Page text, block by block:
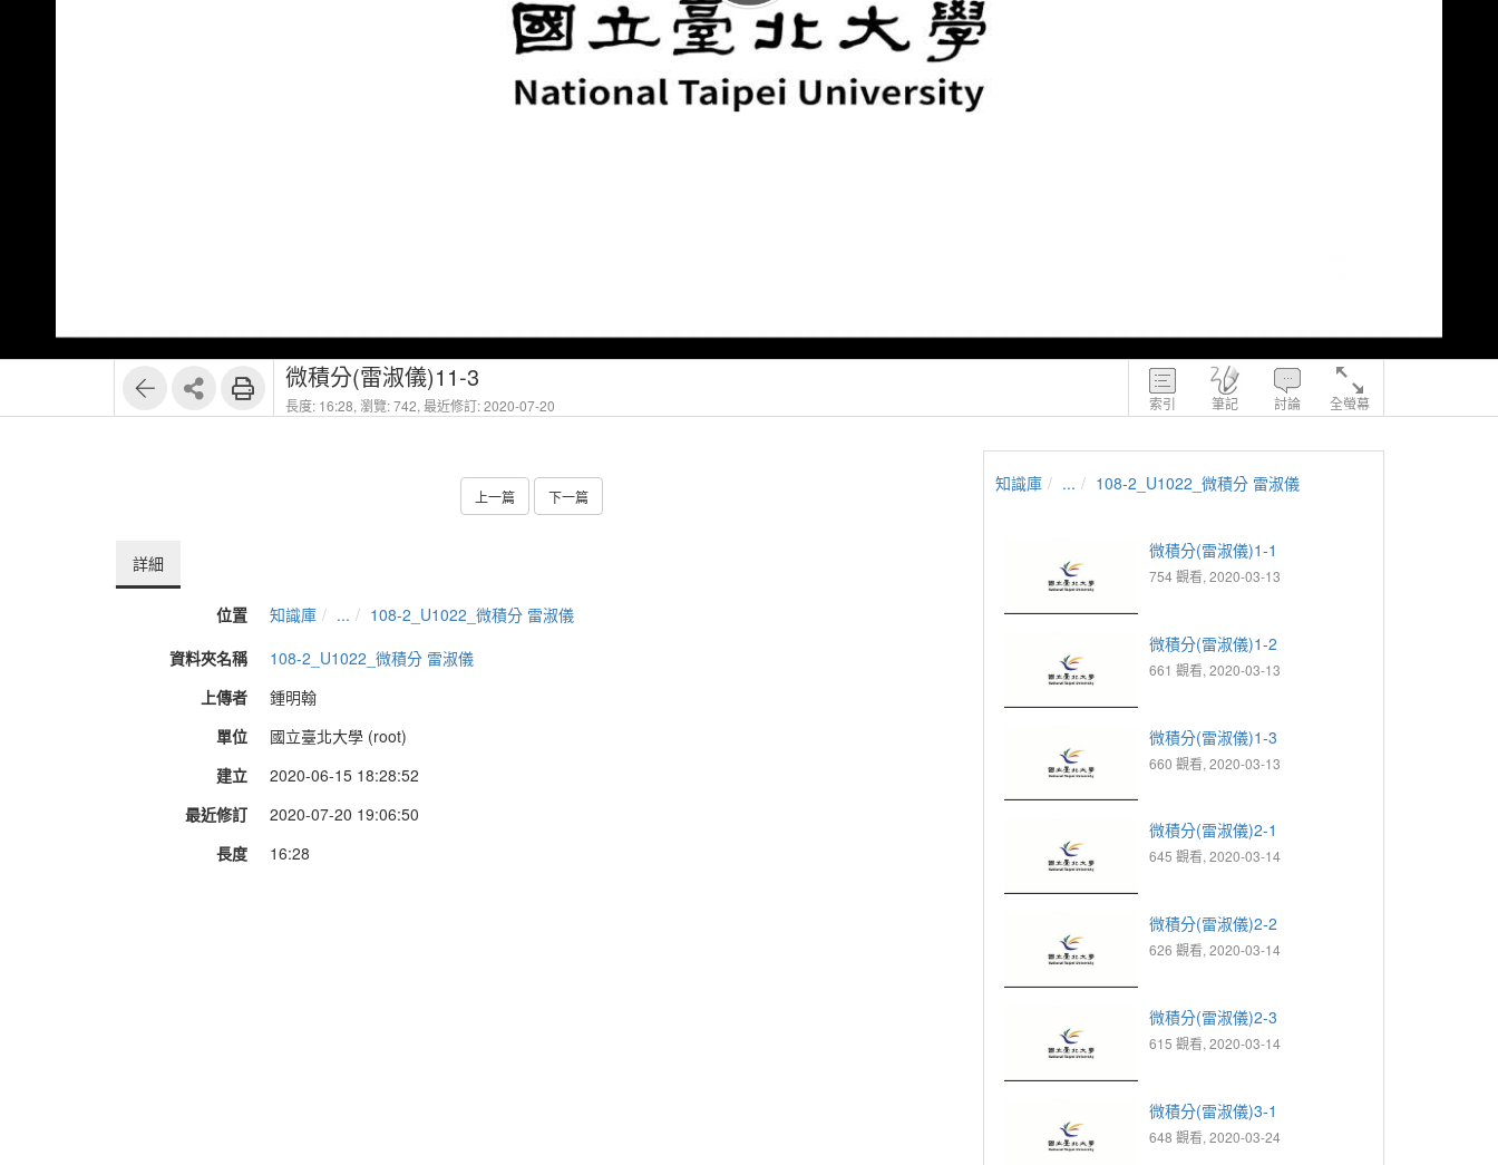
索引 筆記 討論 全螢幕
微積分(雷淑儀)11-3
長度: 16:28, 瀏覽: 742, 最近修訂: 2020-07-20
上一篇 下一篇
詳細
位置 知識庫 ...
108-2_U1022_微積分 雷淑儀
資料夾名稱
108-2_U1022_微積分 雷淑儀
上傳者
鍾明翰
單位
國立臺北大學 (root)
建立
2020-06-15 18:28:52
最近修訂
2020-07-20 19:06:50
長度
16:28
知識庫 ... 108-2_U1022_微積分 雷淑儀
微積分(雷淑儀)1-1
754 觀看, 2020-03-13
微積分(雷淑儀)1-2
661 觀看, 2020-03-13
微積分(雷淑儀)1-3
660 觀看, 2020-03-13
微積分(雷淑儀)2-1
645 觀看, 2020-03-14
微積分(雷淑儀)2-2
626 觀看, 2020-03-14
微積分(雷淑儀)2-3
615 觀看, 2020-03-14
微積分(雷淑儀)3-1
648 觀看, 2020-03-24